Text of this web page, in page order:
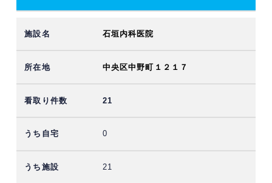
石垣内科医院
中央区中野町１２１７
21
0
21